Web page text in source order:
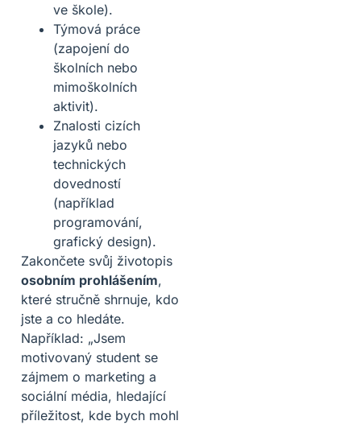
ve škole).
Týmová práce
(zapojení do
školních nebo
mimoškolních
aktivit).
Znalosti cizích
jazyků nebo
technických
dovedností
(například
programování,
grafický design).
Zakončete svůj životopis
osobním prohlášením,
které stručně shrnuje, kdo
jste a co hledáte.
Například: „Jsem
motivovaný student se
zájmem o marketing a
sociální média, hledající
příležitost, kde bych mohl